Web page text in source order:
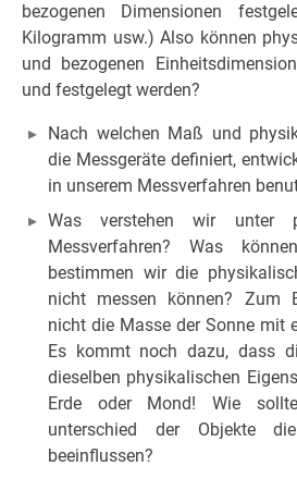
bezogenen Dimensionen
Kilogramm usw.) Also können
und bezogenen
und festgelegt werden?
Nach welchen Maß und
die Messgeräte definiert,
in unserem Messverfahren
Was verstehen wir unter
Messverfahren? Was
bestimmen wir die
nicht messen können? Zum
nicht die Masse der Sonne mit
Es kommt noch dazu, dass
dieselben physikalischen
Erde oder Mond! Wie
unterschied der Objekte die
beeinflussen?